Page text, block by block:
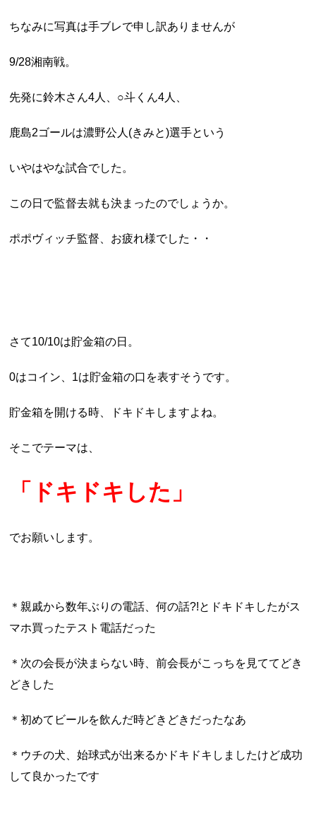
ちなみに写真は手ブレで申し訳ありませんが
9/28湘南戦。
先発に鈴木さん4人、○斗くん4人、
鹿島2ゴールは濃野公人(きみと)選手という
いやはやな試合でした。
この日で監督去就も決まったのでしょうか。
ポポヴィッチ監督、お疲れ様でした・・
さて10/10は貯金箱の日。
0はコイン、1は貯金箱の口を表すそうです。
貯金箱を開ける時、ドキドキしますよね。
そこでテーマは、
「ドキドキした」
でお願いします。
＊親戚から数年ぶりの電話、何の話?!とドキドキしたがス
マホ買ったテスト電話だった
＊次の会長が決まらない時、前会長がこっちを見ててどき
どきした
＊初めてビールを飲んだ時どきどきだったなあ
＊ウチの犬、始球式が出来るかドキドキしましたけど成功
して良かったです